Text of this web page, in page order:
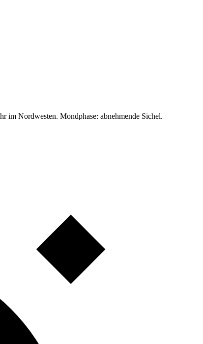
im Nordwesten. Mondphase: abnehmende Sichel.